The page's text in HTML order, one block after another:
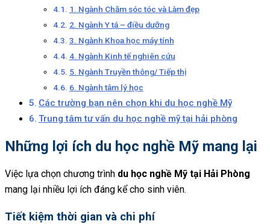
1. Ngành Chăm sóc tóc và Làm đẹp
2. Ngành Y tá – điều dưỡng
3. Ngành Khoa học máy tính
4. Ngành Kinh tế nghiên cứu
5. Ngành Truyền thông/ Tiếp thị
6. Ngành tâm lý học
Các trường bạn nên chọn khi du học nghề Mỹ
Trung tâm tư vấn du học nghề mỹ tại hải phòng
Những lợi ích du học nghề Mỹ mang lại
Việc lựa chọn chương trình du học nghề Mỹ tại Hải Phòng
mang lại nhiều lợi ích đáng kể cho sinh viên.
Tiết kiệm thời gian và chi phí